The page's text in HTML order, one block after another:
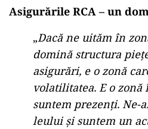
Asigurările RCA – un
„Dacă ne uităm în
domină structura
asigurări, e o zonă
volatilitatea. E o zonă
suntem prezenţi. Ne-
leului şi suntem un